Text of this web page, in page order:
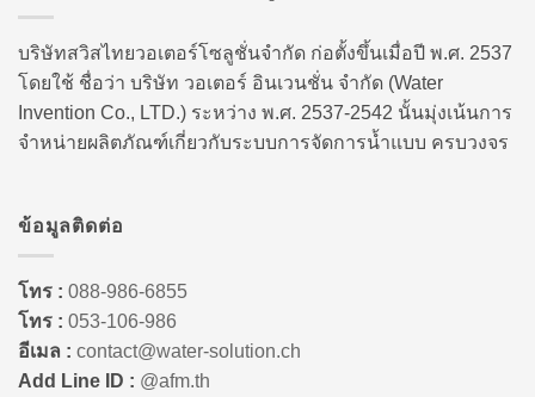
บริษัทสวิสไทยวอเตอร์โซลูชั่นจำกัด ก่อตั้งขึ้นเมื่อปี พ.ศ. 2537
โดยใช้ ชื่อว่า บริษัท วอเตอร์ อินเวนชั่น จำกัด (Water
Invention Co., LTD.) ระหว่าง พ.ศ. 2537-2542 นั้นมุ่งเน้นการ
จำหน่ายผลิตภัณฑ์เกี่ยวกับระบบการจัดการน้ำแบบ ครบวงจร
ข้อมูลติดต่อ
โทร : 088-986-6855
โทร : 053-106-986
อีเมล : contact@water-solution.ch
Add Line ID : @afm.th